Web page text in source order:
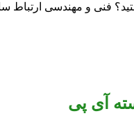
فنی و مهندسی
آی پی